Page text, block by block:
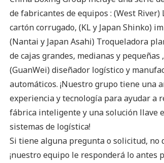
de fabricantes de equipos : (West River)
cartón corrugado, (KL y Japan Shinko)
(Nantai y Japan Asahi) Troqueladora
de cajas grandes, medianas y pequeñas
(GuanWei) diseñador logístico y
automáticos. ¡Nuestro grupo tiene una
experiencia y tecnología para ayudar a
fábrica inteligente y una solución llave
sistemas de logística!
Si tiene alguna pregunta o solicitud, no
¡nuestro equipo le responderá lo antes